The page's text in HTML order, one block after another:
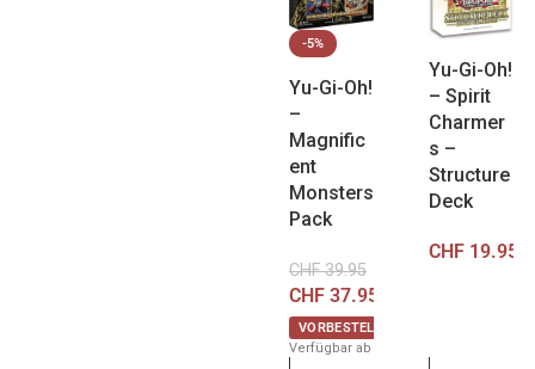
-5%
Yu-Gi-Oh!
–
Magnific
ent
Monsters
Pack
CHF39.95
CHF 37.95
VORBESTELLUNG
Verfügbar ab 3. September 2026
Yu-Gi-Oh!
– Spirit
Charmer
s –
Structure
Deck
CHF 19.95